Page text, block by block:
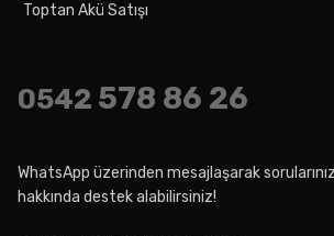
Toptan Akü Satışı
0542 578 86 26
WhatsApp üzerinden mesajlaşarak
hakkında destek alabilirsiniz!